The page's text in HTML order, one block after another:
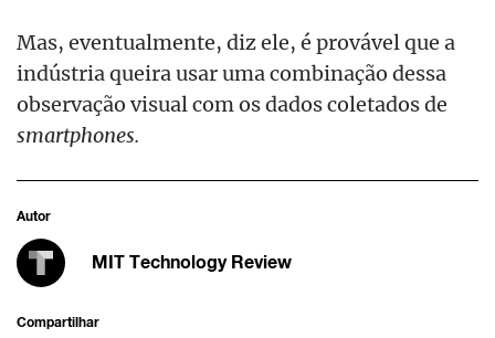
Mas, eventualmente, diz ele, é provável que a
indústria queira usar uma combinação dessa
observação visual com os dados coletados de
smartphones.
Autor
MIT Technology Review
Compartilhar